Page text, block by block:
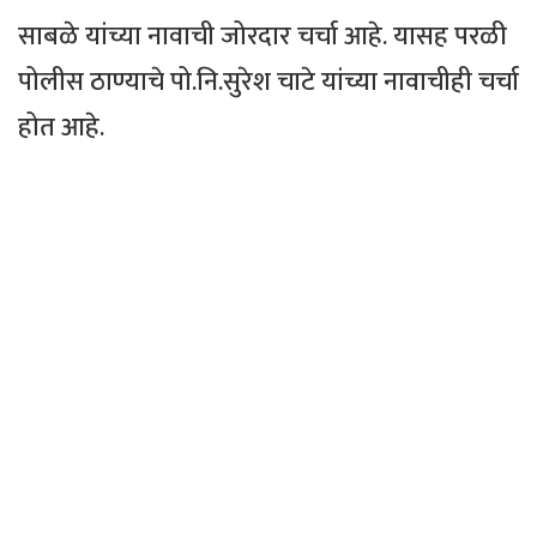
साबळे यांच्या नावाची जोरदार चर्चा आहे. यासह परळी
पोलीस ठाण्याचे पो.नि.सुरेश चाटे यांच्या नावाचीही चर्चा
होत आहे.